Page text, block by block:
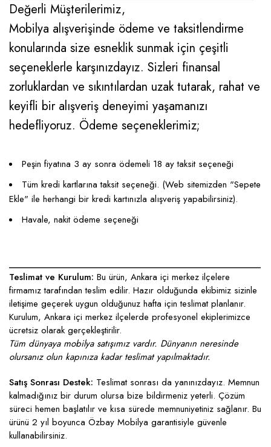
Değerli Müşterilerimiz,
Mobilya alışverişinde ödeme ve taksitlendirme
konularında size esneklik sunmak için çeşitli
seçeneklerle karşınızdayız. Sizleri finansal
zorluklardan ve sıkıntılardan uzak tutarak, rahat ve
keyifli bir alışveriş deneyimi yaşamanızı
hedefliyoruz. Ödeme seçeneklerimiz;
Peşin fiyatına 3 ay sonra ödemeli 18 ay taksit seçeneği
Tüm kredi kartlarına taksit seçeneği. (Web sitemizden "Sepete
Ekle" ile herhangi bir kredi kartınızla alışveriş yapabilirsiniz).
Havale, nakit ödeme seçeneği
____________________________________________________
Teslimat ve Kurulum: Bu ürün, Ankara içi merkez ilçelere
firmamız tarafından teslim edilir. Hazır olduğunda ekibimiz sizinle
iletişime geçerek uygun olduğunuz hafta için teslimat planlanır.
Kurulum, Ankara içi merkez ilçelerde profesyonel ekiplerimizce
ücretsiz olarak gerçekleştirilir.
Tüm dünyaya mobilya satışımız vardır. Dünyanın neresinde
olursanız olun kapınıza kadar teslimat yapılmaktadır.
Satış Sonrası Destek: Teslimat sonrası da yanınızdayız. Memnun
kalmadığınız bir durum olursa bize bildirmeniz yeterli. Çözüm
süreci hemen başlatılır ve kısa sürede memnuniyetiniz sağlanır. Bu
ürünü 2 yıl boyunca Özbay Mobilya garantisiyle güvenle
kullanabilirsiniz.